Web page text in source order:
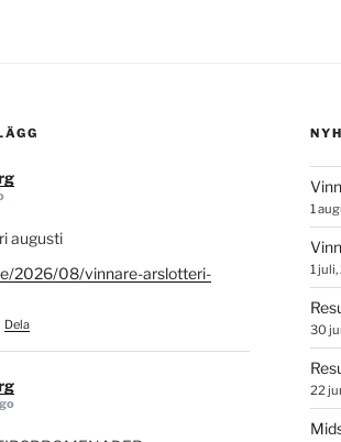
augusti
2026/08/vinnare-arslotteri-
Dela
1
1
30
22